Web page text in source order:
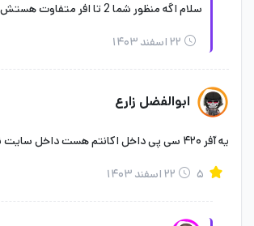
چگونه بتل پس گرند فورس بگیریم؟
سلام اگه منظور شما 2 تا افر متفاوت هستش بله میشه
۲۲ اسفند ۱۴۰۳
ابوالفضل زارع
یه آفر ۴۲۰ سی پی داخل اکانتم هست داخل سایت نیست😭
۲۲ اسفند ۱۴۰۳